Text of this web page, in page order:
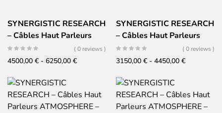
SYNERGISTIC RESEARCH
– Câbles Haut Parleurs
ATMOSPHERE – LEVEL 4
( 0 reviews )
4500,00 € - 6250,00 €Fascia
da
4500,00 €
SYNERGISTIC RESEARCH
– Câbles Haut Parleurs
ATMOSPHERE – LEVEL 3
( 0 reviews )
3150,00 € - 4450,00 €Fascia
da
3150,00 €